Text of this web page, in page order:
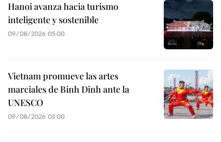
Hanoi avanza hacia turismo
inteligente y sostenible
09/08/2026 05:00
Vietnam promueve las artes
marciales de Binh Dinh ante la
UNESCO
09/08/2026 03:00